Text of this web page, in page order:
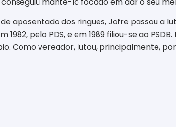
aposentado dos ringues, Jofre passou a
1982, pelo PDS, e em 1989 filiou-se ao
Como vereador, lutou, principalmente,